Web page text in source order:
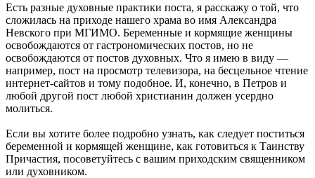
Есть разные духовные практики поста, я расскажу о той, что
сложилась на приходе нашего храма во имя Александра
Невского при МГИМО. Беременные и кормящие женщины
освобождаются от гастрономических постов, но не
освобождаются от постов духовных. Что я имею в виду —
например, пост на просмотр телевизора, на бесцельное чтение
интернет-сайтов и тому подобное. И, конечно, в Петров и
любой другой пост любой христианин должен усердно
молиться.
Если вы хотите более подробно узнать, как следует поститься
беременной и кормящей женщине, как готовиться к Таинству
Причастия, посоветуйтесь с вашим приходским священником
или духовником.